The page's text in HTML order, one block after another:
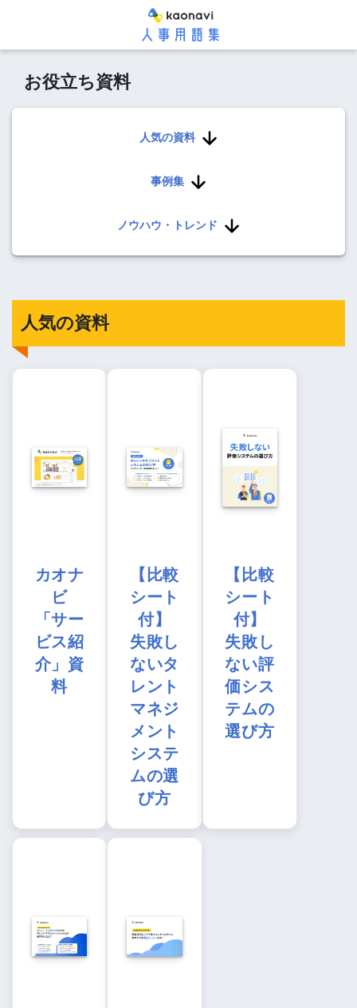
お役立ち資料
人気の資料
事例集
ノウハウ・トレンド
人気の資料
カオナ
ビ
「サー
ビス紹
介」資
料
【比較
シート
付】
失敗し
ないタ
レント
マネジ
メント
システ
ムの選
び方
【比較
シート
付】
失敗し
ない評
価シス
テムの
選び方